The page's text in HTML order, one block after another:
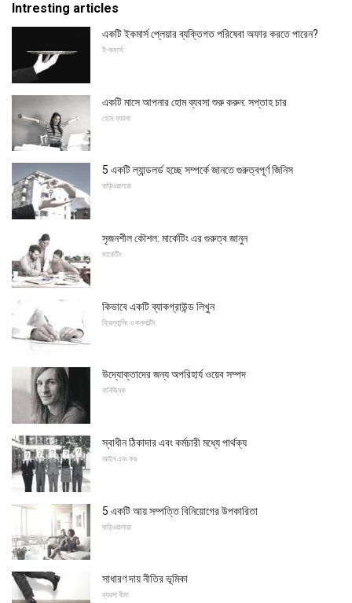
Intresting articles
একটি ইকমার্স প্লেয়ার ব্যক্তিগত পরিষেবা অফার করতে পারেন?
ই-কমার্স
একটি মাসে আপনার হোম ব্যবসা শুরু করুন: সপ্তাহ চার
হোম ব্যবসা
5 একটি ল্যান্ডলর্ড হচ্ছে সম্পর্কে জানতে গুরুত্বপূর্ণ জিনিস
বাড়িওয়ালারা
সৃজনশীল কৌশল: মার্কেটিং এর গুরুত্ব জানুন
মার্কেটিং
কিভাবে একটি ব্যাকগ্রাউন্ড লিখুন
ফ্রিল্যান্সিং ও কনসাল্টিং
উদ্যোক্তাদের জন্য অপরিহার্য ওয়েব সম্পদ
বানিজ্যিক
স্বাধীন ঠিকাদার এবং কর্মচারী মধ্যে পার্থক্য
আইন এবং কর
5 একটি আয় সম্পত্তি বিনিয়োগের উপকারিতা
বাড়িওয়ালারা
সাধারণ দায় নীতির ভূমিকা
ব্যবসা বীমা